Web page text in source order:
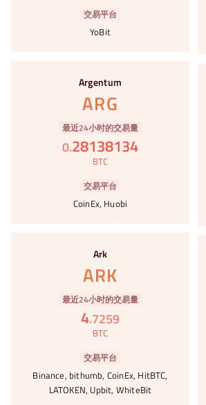
交易平台
YoBit
Argentum
ARG
最近24小时的交易量
0.28138134
BTC
交易平台
CoinEx, Huobi
Ark
ARK
最近24小时的交易量
4.7259
BTC
交易平台
Binance, bithumb, CoinEx, HitBTC,
LATOKEN, Upbit, WhiteBit